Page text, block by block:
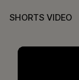
SHORTS VIDEO